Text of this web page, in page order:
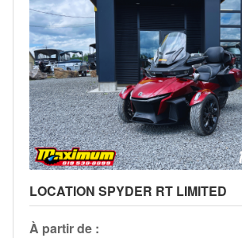
LOCATION SPYDER RT LIMITED
À partir de :